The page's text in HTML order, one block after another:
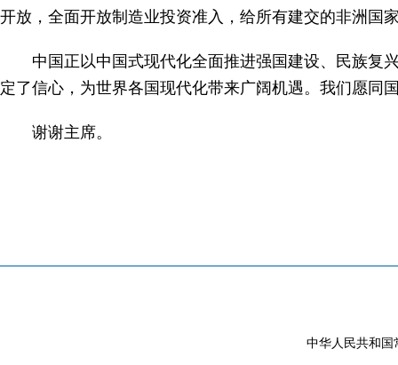
开放，全面开放制造业投资准入，给所有建交的非洲国
中国正以中国式现代化全面推进强国建设、民族复
定了信心，为世界各国现代化带来广阔机遇。我们愿同
谢谢主席。
中华人民共和国